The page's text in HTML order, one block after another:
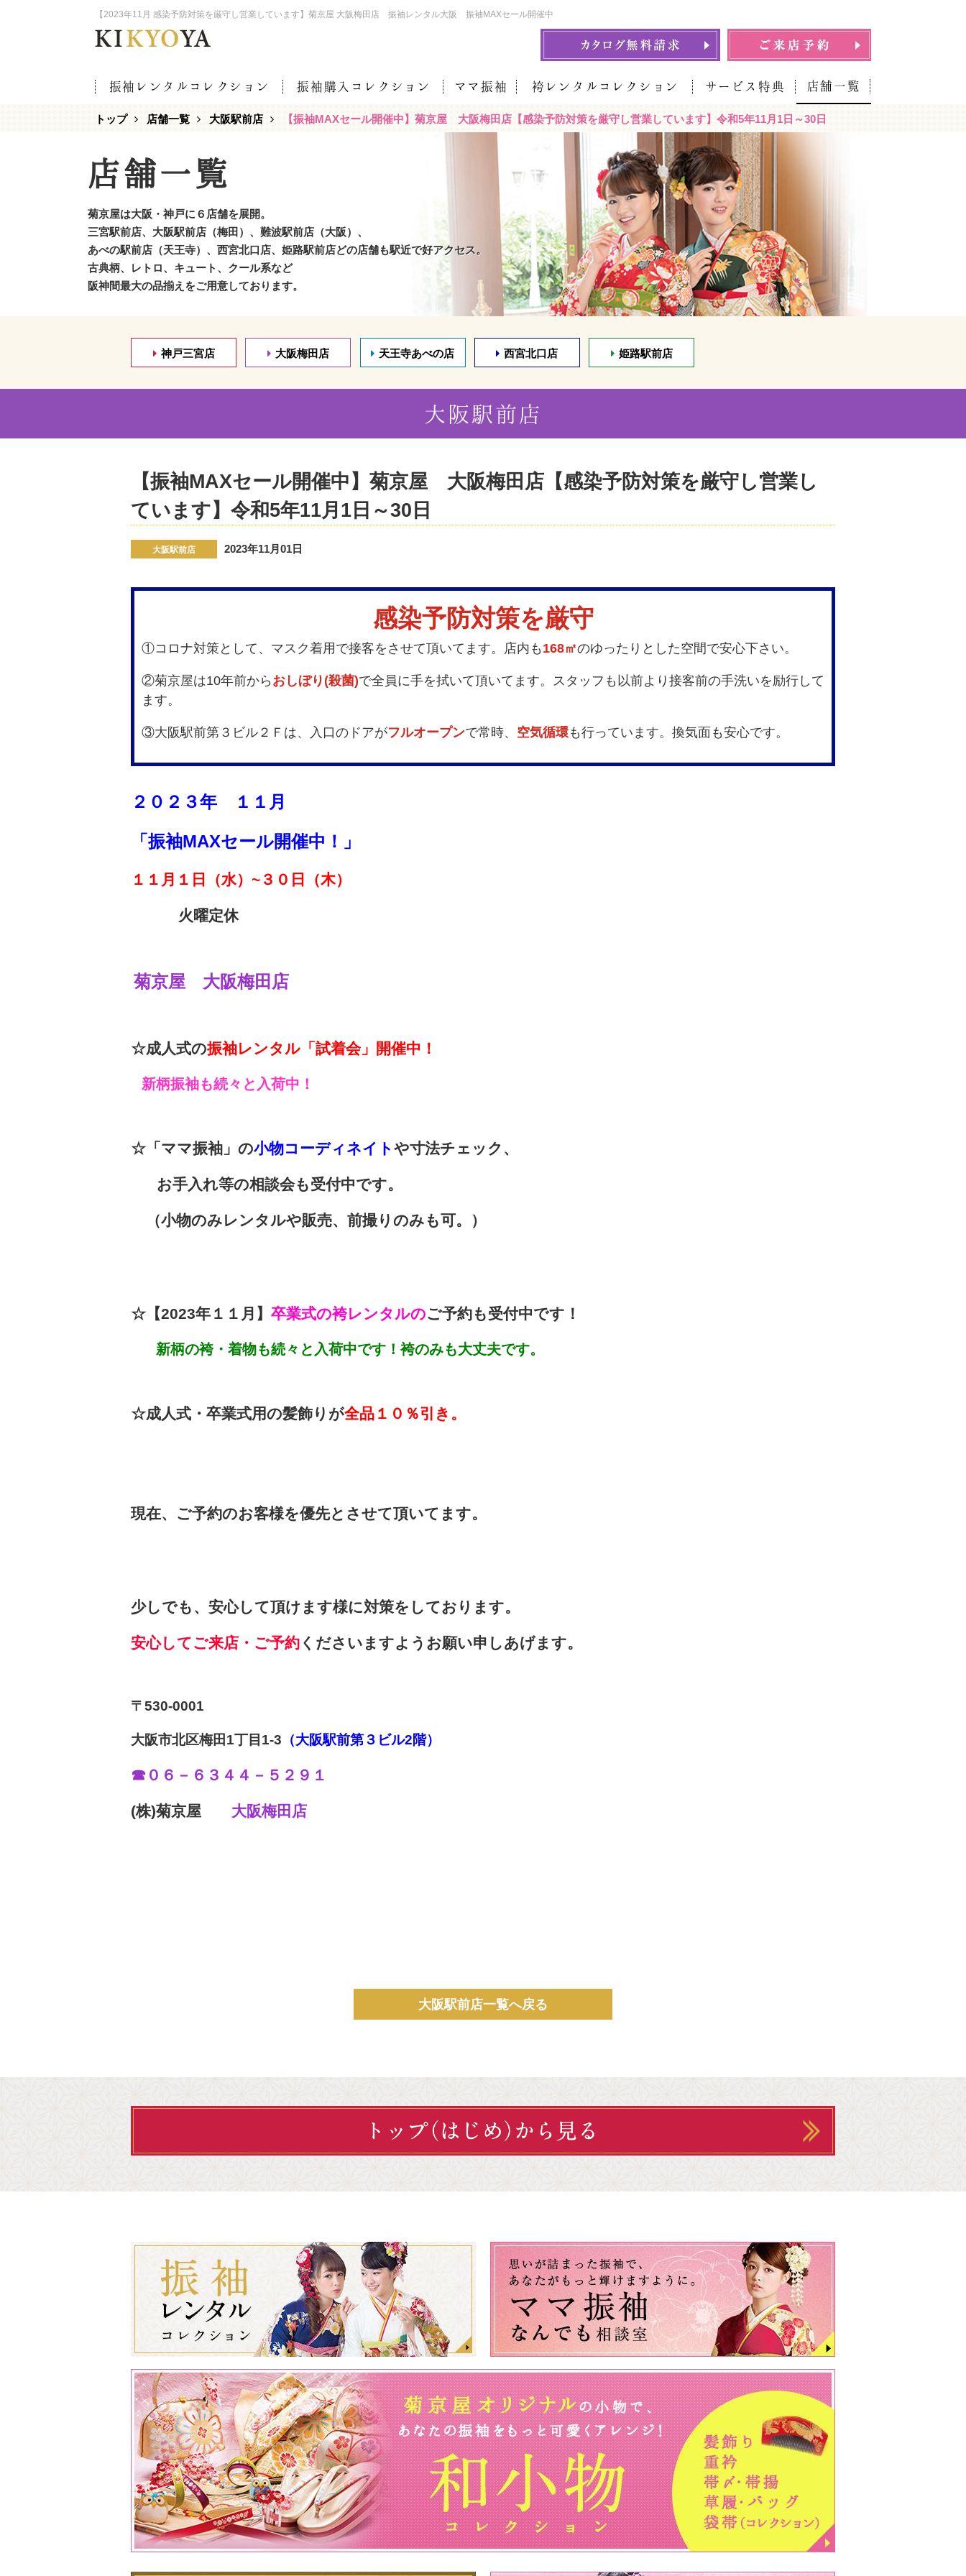
【2023年11月 感染予防対策を厳守し営業しています】菊京屋 大阪梅田店 振袖レンタル大阪 振袖MAXセール開催中
振袖レンタルコレクション 振袖購入コレクション ママ振袖 袴レンタルコレクション サービス特典 店舗一覧
トップ 店舗一覧 大阪駅前店 【振袖MAXセール開催中】菊京屋 大阪梅田店【感染予防対策を厳守し営業しています】令和5年11月1日～30日
店舗一覧
菊京屋は大阪・神戸に６店舗を展開。
三宮駅前店、大阪駅前店（梅田）、難波駅前店（大阪）、
あべの駅前店（天王寺）、西宮北口店、姫路駅前店どの店舗も駅近で好アクセス。
古典柄、レトロ、キュート、クール系など
阪神間最大の品揃えをご用意しております。
神戸三宮店 大阪梅田店 天王寺あべの店 西宮北口店 姫路駅前店
大阪駅前店
【振袖MAXセール開催中】菊京屋 大阪梅田店【感染予防対策を厳守し営業し
ています】令和5年11月1日～30日
大阪駅前店 2023年11月01日
感染予防対策を厳守
①コロナ対策として、マスク着用で接客をさせて頂いてます。店内も 168㎡のゆったりとした空間で安心下さい。
②菊京屋は10年前から おしぼり(殺菌)で全員に手を拭いて頂いてます。スタッフも以前より接客前の手洗いを励行して
ます。
③大阪駅前第３ビル２Ｆは、入口のドアがフルオープンで常時、 空気循環も行っています。換気面も安心です。
２０２３年 １１月
「振袖MAXセール開催中！」
１１月１日（水）~３０日（木）
火曜定休
菊京屋 大阪梅田店
☆成人式の振袖レンタル「試着会」開催中！
新柄振袖も続々と入荷中！
☆「ママ振袖」の小物コーディネイト や寸法チェック、
お手入れ等の相談会も受付中です。
（小物のみレンタルや販売、前撮りのみも可。）
☆【2023年１１ 月】 卒業式の袴レンタルのご予約も受付中です！
新柄の袴・着物も続々と入荷中です！袴のみも大丈夫です。
☆成人式・卒業式用の髪飾りが全品１０％引き。
現在、ご予約のお客様を優先とさせて頂いてます。
少しでも、安心して頂けます様に対策をしております。
安心してご来店・ご予約 くださいますようお願い申しあげます。
〒530-0001
大阪市北区梅田1丁目1-3 （大阪駅前第３ビル2階）
☎０６－６３４４－５２９１
(株)菊京屋 大阪梅田店
大阪駅前店一覧へ戻る